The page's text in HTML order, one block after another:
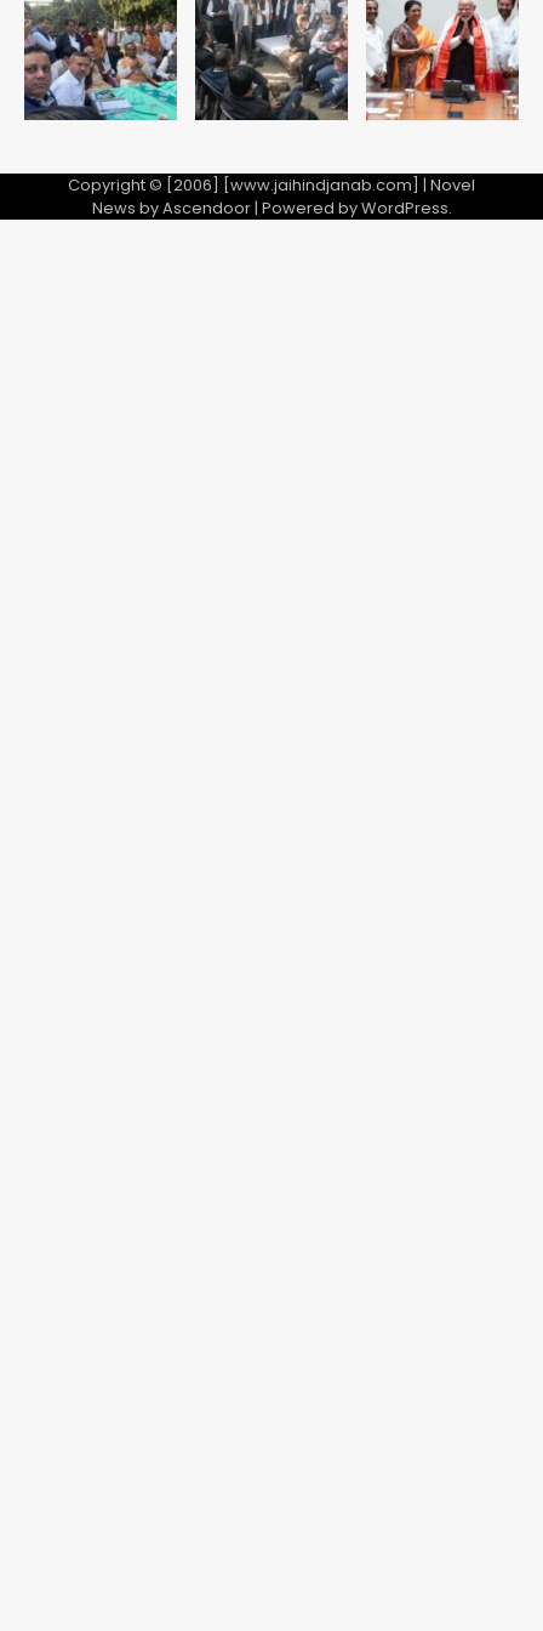
5
Team JHJ
Copyright © [2006] [www.jaihindjanab.com] | Novel
News byAscendoor| Powered byWordPress.